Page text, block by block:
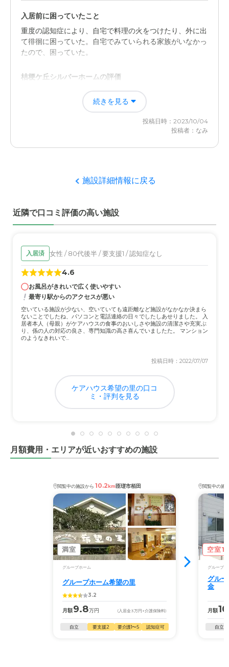
入居前に困っていたこと
重度の認知症により、自宅で料理の火をつけたり、外に出
て徘徊に困っていた。自宅でみていられる家族がいなかっ
たので、困っていた。
桔梗ケ丘シルバーホームの評価
常に人の目があるところ。介護をしてくれるところ。コミ
ュニケーションがとれるところ。
職員・スタッフ・他入居者の雰囲気について
外観・内装・居室・設備について
介護医療サービスについて
るく、殺伐とはしていなかった。
近隣環境や交通アクセスについて
駅の近くではないので不便。家族は車がないと、面会等の
アクセスするには不便だと思われた。
料金費用について
私は孫の立場だったので、料金についてはよく覚えていま
続きを見る
投稿日時：2023/10/04
投稿者：なみ
施設詳細情報に戻る
近隣で口コミ評価の高い施設
入居済 女性 / 80代後半 / 要支援1 / 認知症なし
4.6
お風呂がきれいで広く使いやすい
最寄り駅からのアクセスが悪い
空いている施設が少ない、空いていても遠距離など施設がなかなか決まら
ないことでしたね、パソコンと電話連絡の日々でしたしあせりました。 入
居者本人（母親）がケアハウスの食事のおいしさや施設の清潔さや充実ぶ
り、係の人の対応の良さ、専門知識の高さ喜んでいましたた。 マンション
のようなきれいで...
投稿日時：2022/07/07
ケアハウス希望の里の口コ
ミ・評判を見る
月額費用・エリアが近いおすすめの施設
閲覧中の施設から 10.2km匝瑳市栢田
満室
グループホーム
グループホーム希望の里
3.2
月額9.8万円 (入居金3万円 +介護保険料)
自立 要支援2 要介護1〜5 認知症可
閲覧中の施
空室1
グループホ
グル
金
月額
自立